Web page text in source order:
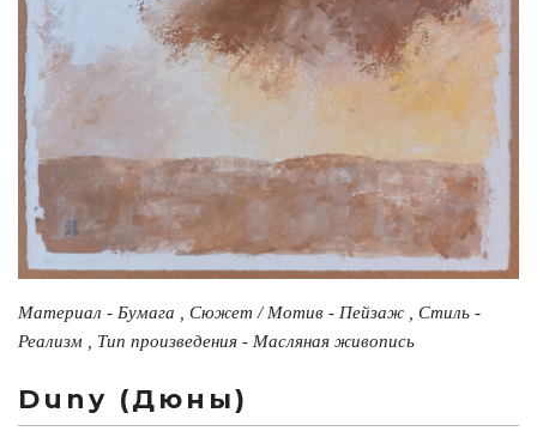
Материал - Бумага , Сюжет / Мотив - Пейзаж , Стиль -
Реализм , Тип произведения - Масляная живопись
Duny (Дюны)